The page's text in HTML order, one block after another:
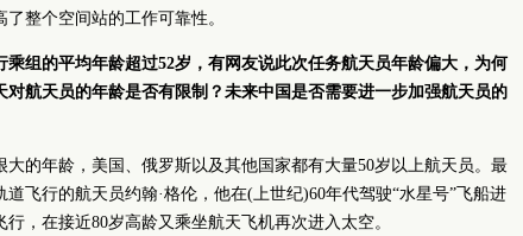
整个空间站的工作可靠性。
组的平均年龄超过52岁，有网友说此次任务航天员年龄偏大，为何
航天员的年龄是否有限制？未来中国是否需要进一步加强航天员的
大的年龄，美国、俄罗斯以及其他国家都有大量50岁以上航天员。最
飞行的航天员约翰·格伦，他在(上世纪)60年代驾驶“水星号”飞船进
，在接近80岁高龄又乘坐航天飞机再次进入太空。